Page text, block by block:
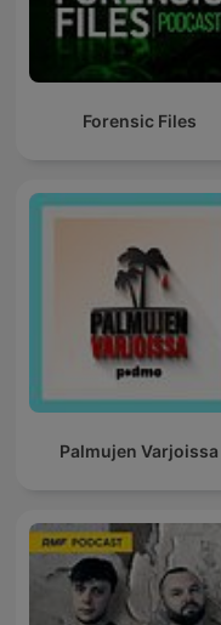
Forensic Files
Palmujen Varjoissa